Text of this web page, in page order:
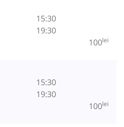
15:30
19:30
100lei
15:30
19:30
100lei